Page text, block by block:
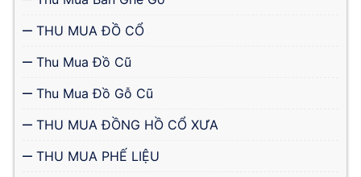
THU MUA ĐỒ CỔ
Thu Mua Đồ Cũ
Thu Mua Đồ Gỗ Cũ
THU MUA ĐỒNG HỒ CỔ XƯA
THU MUA PHẾ LIỆU